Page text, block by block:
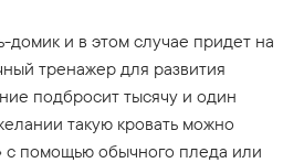
домик и в этом случае придет на
тренажер для развития
подбросит тысячу и один
такую кровать можно
с помощью обычного пледа или